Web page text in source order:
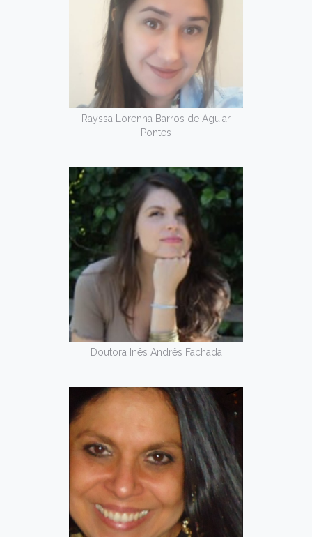
Rayssa Lorenna Barros de Aguiar
Pontes
Doutora Inês Andrês Fachada